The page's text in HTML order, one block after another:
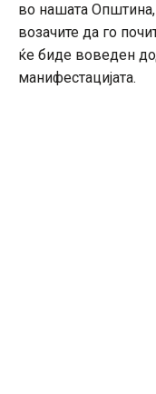
во нашата
возачите да го
ќе биде воведен
манифестацијата.